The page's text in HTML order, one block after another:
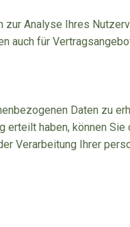
zur Analyse Ihres
auch für
Daten zu
erteilt haben, können
Verarbeitung Ihrer